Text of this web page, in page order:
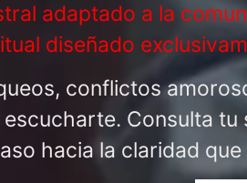
adaptado a la
diseñado
conflictos
Consulta tu
hacia la claridad